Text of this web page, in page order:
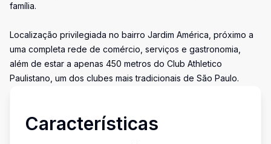
família.
Localização privilegiada no bairro Jardim América, próximo a
uma completa rede de comércio, serviços e gastronomia,
além de estar a apenas 450 metros do Club Athletico
Paulistano, um dos clubes mais tradicionais de São Paulo.
Características